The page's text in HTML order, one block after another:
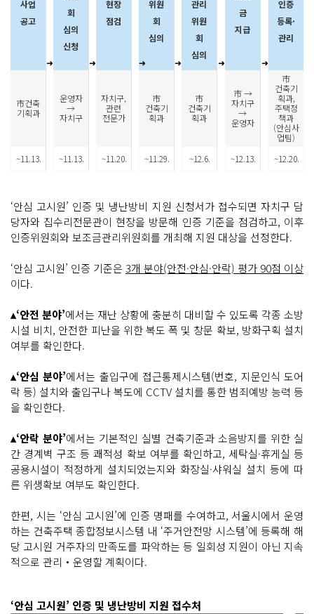
사업
공고
➜
회
심의
신청
➜
현장
점검
➜
위원
회
심의
➜
관리
위원
회
심의
➜
금
지급
➜
인증
등록·
관리
市건축
기획과
운영자
→
자치구
자치구,
관련
전문가
市
건축기
획과
市
건축기
획과
市 →
자치구
→
운영자
市
건축기
획과,
주택정
책과
(안심사
업팀)
~11.13.
~11.13. ~11.20. ~11.29. ~12.6. ~12.13. ~12.20.
‘안심 고시원’ 인증 및 냉난방비 지원 신청서가 접수되면 자치구 담
당자와 집수리전문관이 현장을 방문해 인증 기준을 점검하고, 이후
인증위원회와 보조금관리위원회를 개최해 지원 대상을 선정한다.
‘안심 고시원’ 인증 기준은 3개 분야(안전·안심·안락) 평가 90점 이상
이다.
▴‘안전 분야’에서는 재난 상황에 충분히 대비할 수 있도록 각종 소방
시설 비치, 안전한 피난을 위한 복도 폭 및 창문 확보, 방화구획 설치
여부를 확인한다.
▴‘안심 분야’에서는 출입구에 접근통제시스템(번호, 지문인식 도어
락 등) 설치와 출입구나 복도에 CCTV 설치를 통한 범죄예방 능력 등
을 확인한다.
▴‘안락 분야’에서는 기본적인 실별 건축기준과 소음방지를 위한 실
간 경계벽 구조 등 쾌적성 확보 여부를 확인하고, 세탁실·휴게실 등
공용시설이 적정하게 설치되었는지와 화장실·샤워실 설치 등에 따
른 위생확보 여부도 확인한다.
한편, 시는 ‘안심 고시원’에 인증 명패를 수여하고, 서울시에서 운영
하는 건축주택 종합정보시스템 내 ‘주거안전망 시스템’에 등록해 해
당 고시원 거주자의 만족도를 파악하는 등 일회성 지원이 아닌 지속
적으로 관리‧운영할 계획이다.
‘안심 고시원’ 인증 및 냉난방비 지원 접수처